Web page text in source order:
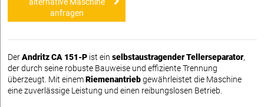
alternative Maschine
anfragen
DerAndritz CA 151-P ist ein selbstaustragender Tellerseparator,
der durch seine robuste Bauweise und effiziente Trennung
überzeugt. Mit einemRiemenantriebgewährleistet die Maschine
eine zuverlässige Leistung und einen reibungslosen Betrieb.